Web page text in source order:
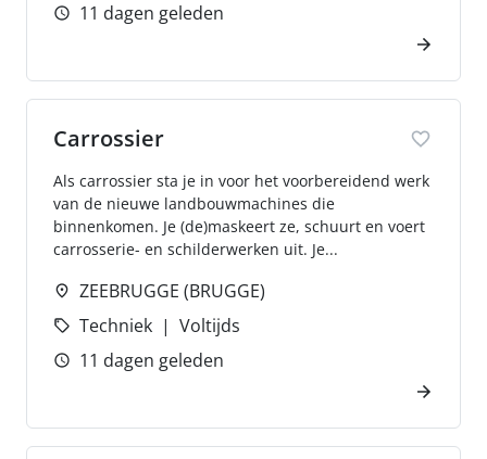
11 dagen geleden
Carrossier
Als carrossier sta je in voor het voorbereidend werk
van de nieuwe landbouwmachines die
binnenkomen. Je (de)maskeert ze, schuurt en voert
carrosserie- en schilderwerken uit. Je...
ZEEBRUGGE (BRUGGE)
Techniek
Voltijds
11 dagen geleden